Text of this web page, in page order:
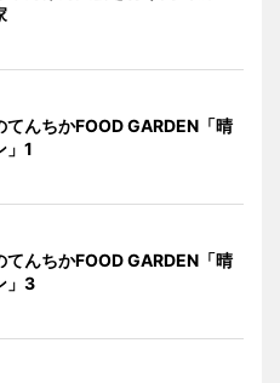
てんちかFOOD GARDEN「晴
」1
てんちかFOOD GARDEN「晴
」3